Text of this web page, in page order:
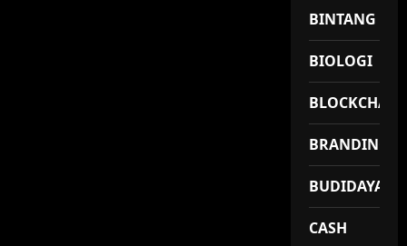
BINTANG
BIOLOGI
BLOCKCHAIN
BRANDING
BUDIDAYA
CASH